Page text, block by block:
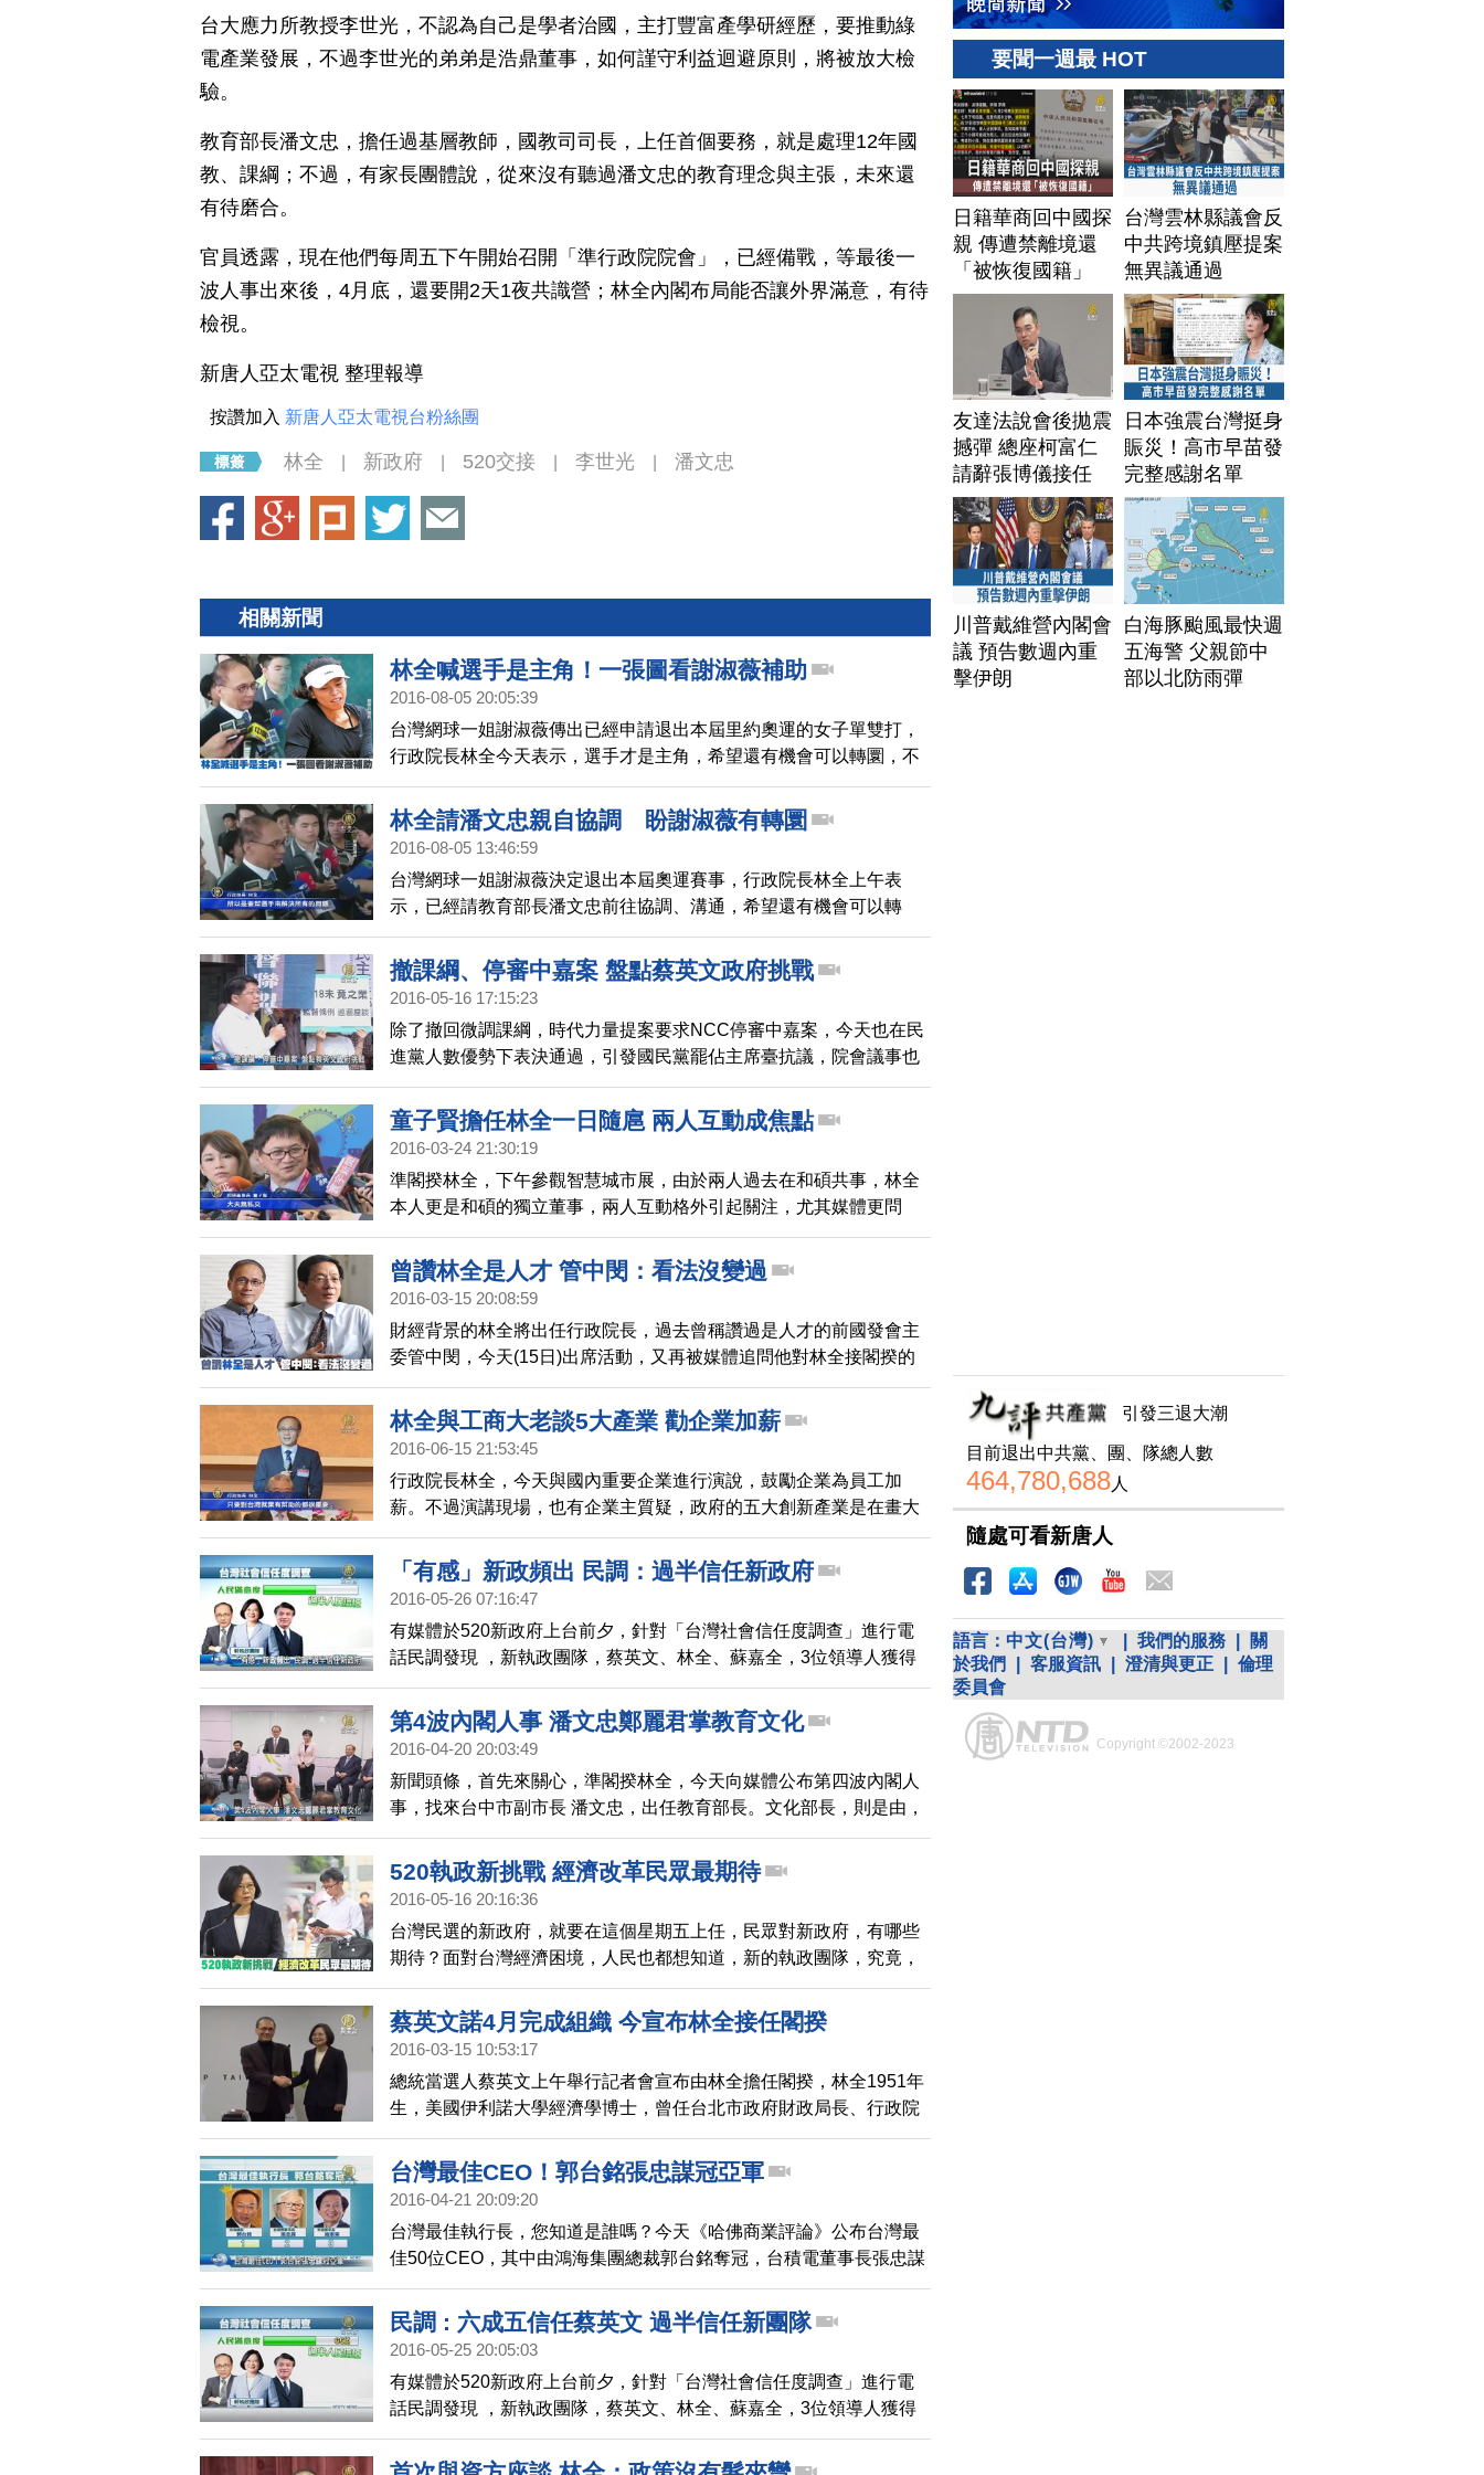
台大應力所教授李世光，不認為自己是學者治國，主打豐富產學研經歷，要推動綠
電產業發展，不過李世光的弟弟是浩鼎董事，如何謹守利益迴避原則，將被放大檢
驗。
教育部長潘文忠，擔任過基層教師，國教司司長，上任首個要務，就是處理12年國
教、課綱；不過，有家長團體說，從來沒有聽過潘文忠的教育理念與主張，未來還
有待磨合。
官員透露，現在他們每周五下午開始召開「準行政院院會」，已經備戰，等最後一
波人事出來後，4月底，還要開2天1夜共識營；林全內閣布局能否讓外界滿意，有待
檢視。
新唐人亞太電視 整理報導
按讚加入 新唐人亞太電視台粉絲團
林全 新政府 520交接 李世光 潘文忠
相關新聞
林全喊選手是主角！一張圖看謝淑薇補助
2016-08-05 20:05:39
台灣網球一姐謝淑薇傳出已經申請退出本屆里約奧運的女子單雙打，
行政院長林全今天表示，選手才是主角，希望還有機會可以轉圜，不
過體育署昨天公布謝淑薇過去十多年來的補助與贊助經費，再度引發
爭議。
林全請潘文忠親自協調 盼謝淑薇有轉圜
2016-08-05 13:46:59
台灣網球一姐謝淑薇決定退出本屆奧運賽事，行政院長林全上午表
示，已經請教育部長潘文忠前往協調、溝通，希望還有機會可以轉
圜。
撤課綱、停審中嘉案 盤點蔡英文政府挑戰
2016-05-16 17:15:23
除了撤回微調課綱，時代力量提案要求NCC停審中嘉案，今天也在民
進黨人數優勢下表決通過，引發國民黨罷佔主席臺抗議，院會議事也
因此停擺。而520之後的新政府，執政團隊還將面臨哪些挑戰？帶您
了解。
童子賢擔任林全一日隨扈 兩人互動成焦點
2016-03-24 21:30:19
準閣揆林全，下午參觀智慧城市展，由於兩人過去在和碩共事，林全
本人更是和碩的獨立董事，兩人互動格外引起關注，尤其媒體更問
到，是否新政府有意邀請童子賢入閣。
曾讚林全是人才 管中閔：看法沒變過
2016-03-15 20:08:59
財經背景的林全將出任行政院長，過去曾稱讚過是人才的前國發會主
委管中閔，今天(15日)出席活動，又再被媒體追問他對林全接閣揆的
看法，管爺說，他對林全的看法，沒有變。
林全與工商大老談5大產業 勸企業加薪
2016-06-15 21:53:45
行政院長林全，今天與國內重要企業進行演說，鼓勵企業為員工加
薪。不過演講現場，也有企業主質疑，政府的五大創新產業是在畫大
餅，呼籲與其花資源看未來，不如趕快解決現有問題。
「有感」新政頻出 民調：過半信任新政府
2016-05-26 07:16:47
有媒體於520新政府上台前夕，針對「台灣社會信任度調查」進行電
話民調發現 ，新執政團隊，蔡英文、林全、蘇嘉全，3位領導人獲得
過半人民信任，更有6成5對蔡英文表達信任。而新世代對小英總統的
信任度高達72.4%，明顯高於長輩。
第4波內閣人事 潘文忠鄭麗君掌教育文化
2016-04-20 20:03:49
新聞頭條，首先來關心，準閣揆林全，今天向媒體公布第四波內閣人
事，找來台中市副市長 潘文忠，出任教育部長。文化部長，則是由，
民進黨不分區立委鄭麗君接棒。
520執政新挑戰 經濟改革民眾最期待
2016-05-16 20:16:36
台灣民選的新政府，就要在這個星期五上任，民眾對新政府，有哪些
期待？面對台灣經濟困境，人民也都想知道，新的執政團隊，究竟，
準備好了嗎？繼續是我們「聚焦民主520」的深入報導。
蔡英文諾4月完成組織 今宣布林全接任閣揆
2016-03-15 10:53:17
總統當選人蔡英文上午舉行記者會宣布由林全擔任閣揆，林全1951年
生，美國伊利諾大學經濟學博士，曾任台北市政府財政局長、行政院
主計處主計長、財政部長、總統府國策顧問。現任國立臺灣大學經濟
學系兼任教授、新境界智庫執行長、小英教育基金會董事。
台灣最佳CEO！郭台銘張忠謀冠亞軍
2016-04-21 20:09:20
台灣最佳執行長，您知道是誰嗎？今天《哈佛商業評論》公布台灣最
佳50位CEO，其中由鴻海集團總裁郭台銘奪冠，台積電董事長張忠謀
則是第二，當然現場媒體焦點，還是聚焦在新政府的人事內閣布局，
大老們給出不少建議。
民調 : 六成五信任蔡英文 過半信任新團隊
2016-05-25 20:05:03
有媒體於520新政府上台前夕，針對「台灣社會信任度調查」進行電
話民調發現 ，新執政團隊，蔡英文、林全、蘇嘉全，3位領導人獲得
過半人民信任，更有6成5對蔡英文表達信任。而新世代對小英總統的
信任度高達72.4%，明顯高於長輩。
要聞一週最 HOT
日籍華商回中國探
親 傳遭禁離境還
「被恢復國籍」
台灣雲林縣議會反
中共跨境鎮壓提案
無異議通過
友達法說會後拋震
撼彈 總座柯富仁
請辭張博儀接任
日本強震台灣挺身
賑災！高市早苗發
完整感謝名單
川普戴維營內閣會
議 預告數週內重
擊伊朗
白海豚颱風最快週
五海警 父親節中
部以北防雨彈
引發三退大潮
目前退出中共黨、團、隊總人數
464,780,688人
隨處可看新唐人
語言： 中文(台灣) 我們的服務
關
於我們
客服資訊 澄清與更正
倫理
委員會
Copyright ©2002-2023